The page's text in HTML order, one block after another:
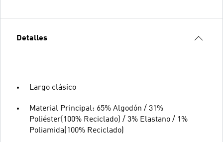
Detalles
Largo clásico
Material Principal: 65% Algodón / 31%
Poliéster(100% Reciclado) / 3% Elastano / 1%
Poliamida(100% Reciclado)